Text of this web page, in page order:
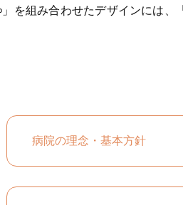
を組み合わせたデザインには、
病院の理念・基本方針